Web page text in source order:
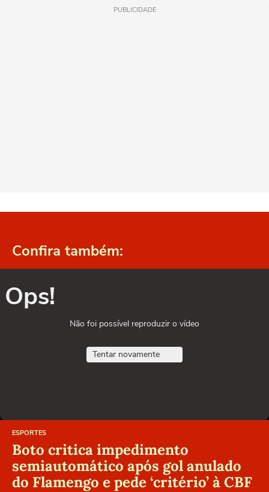
PUBLICIDADE
Confira também:
Ops!
Não foi possível reproduzir o vídeo
Tentar novamente
ESPORTES
Boto critica impedimento
semiautomático após gol anulado
do Flamengo e pede ‘critério’ à CBF